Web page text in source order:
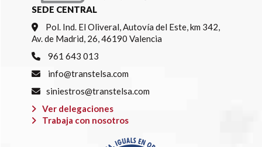
SEDE CENTRAL
Pol. Ind. El Oliveral, Autovía del Este, km 342,
Av. de Madrid, 26, 46190 Valencia
961 643 013
info@transtelsa.com
siniestros@transtelsa.com
Ver delegaciones
Trabaja con nosotros